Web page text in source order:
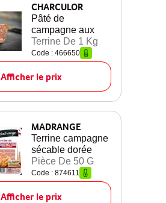
CHARCULOR
Pâté de
campagne aux
Terrine De 1 Kg
Code : 466650
Afficher le prix
MADRANGE
Terrine campagne
sécable dorée
Pièce De 50 G
Code : 874611
Afficher le prix